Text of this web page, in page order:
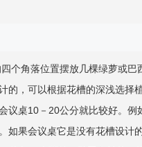
个角落位置摆放几棵绿萝或巴
的，可以根据花槽的深浅选择
议桌10－20公分就比较好。例
如果会议桌它是没有花槽设计